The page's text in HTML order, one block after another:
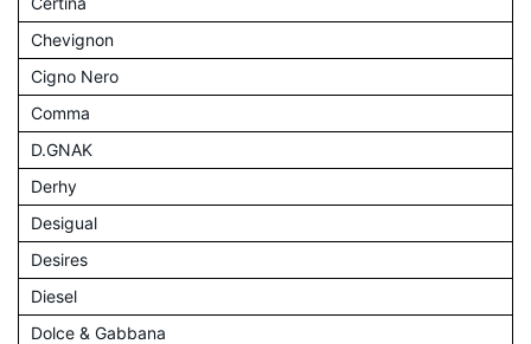
Chevignon
Cigno Nero
Comma
D.GNAK
Derhy
Desigual
Desires
Diesel
Dolce & Gabbana